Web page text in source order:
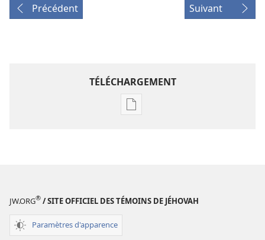
Précédent Suivant
TÉLÉCHARGEMENT
Options
LA
JW.ORG® / SITE OFFICIEL DES TÉMOINS DE JÉHOVAH
Paramètres d'apparence